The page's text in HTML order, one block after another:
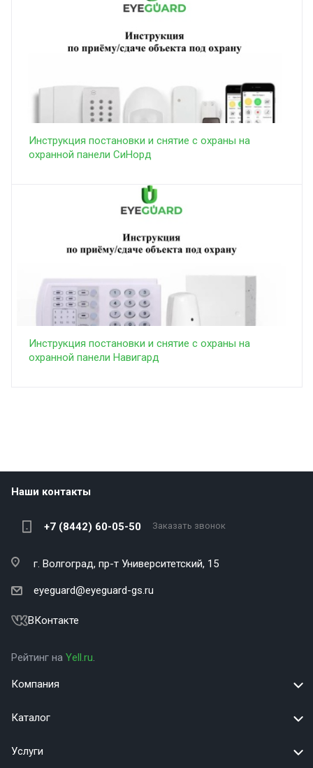
Инструкция постановки и снятие с охраны на
охранной панели СиНорд
Инструкция постановки и снятие с охраны на
охранной панели Навигард
Наши контакты
+7 (8442) 60-05-50 Заказать звонок
г. Волгоград, пр-т Университетский, 15
eyeguard@eyeguard-gs.ru
ВКонтакте
Рейтинг на Yell.ru.
Компания
Каталог
Услуги